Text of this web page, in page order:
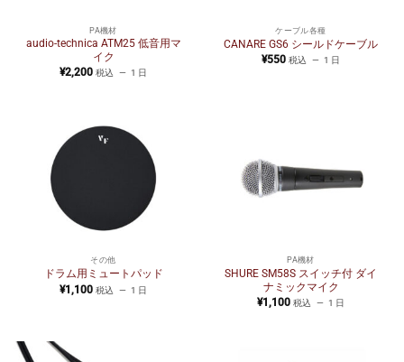
PA機材
audio-technica ATM25 低音用マ
イク
¥2,200 税込 1 日
ケーブル各種
CANARE GS6 シールドケーブル
¥550 税込 1 日
その他
ドラム用ミュートパッド
¥1,100 税込 1 日
PA機材
SHURE SM58S スイッチ付 ダイ
ナミックマイク
¥1,100 税込 1 日